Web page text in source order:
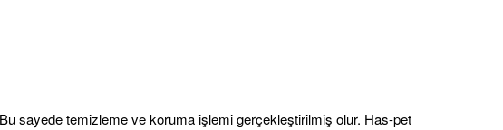
sayede temizleme ve koruma işlemi gerçekleştirilmiş olur. Has-pet